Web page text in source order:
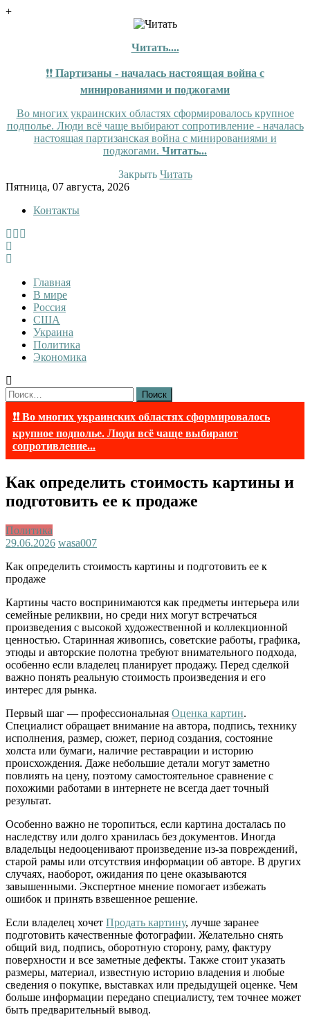
+
Читать....
❗❗ Партизаны - началась настоящая война с
минированиями и поджогами
Во многих украинских областях сформировалось крупное
подполье. Люди всё чаще выбирают сопротивление - началась
настоящая партизанская война с минированиями и
поджогами. Читать...
Закрыть Читать
Skip
content
Пятница, 07 августа, 2026
Контакты
InfoRuss
InfoRuss — Новости
Главная
В мире
Россия
США
Украина
Политика
Экономика
Найти:
❗❗ Во многих украинских областях сформировалось
крупное подполье. Люди всё чаще выбирают
сопротивление...
Как определить стоимость картины и
подготовить ее к продаже
Политика
29.06.2026 wasa007
Как определить стоимость картины и подготовить ее к
продаже
Картины часто воспринимаются как предметы интерьера или
семейные реликвии, но среди них могут встречаться
произведения с высокой художественной и коллекционной
ценностью. Старинная живопись, советские работы, графика,
этюды и авторские полотна требуют внимательного подхода,
особенно если владелец планирует продажу. Перед сделкой
важно понять реальную стоимость произведения и его
интерес для рынка.
Первый шаг — профессиональная Оценка картин.
Специалист обращает внимание на автора, подпись, технику
исполнения, размер, сюжет, период создания, состояние
холста или бумаги, наличие реставрации и историю
происхождения. Даже небольшие детали могут заметно
повлиять на цену, поэтому самостоятельное сравнение с
похожими работами в интернете не всегда дает точный
результат.
Особенно важно не торопиться, если картина досталась по
наследству или долго хранилась без документов. Иногда
владельцы недооценивают произведение из-за повреждений,
старой рамы или отсутствия информации об авторе. В других
случаях, наоборот, ожидания по цене оказываются
завышенными. Экспертное мнение помогает избежать
ошибок и принять взвешенное решение.
Если владелец хочет Продать картину, лучше заранее
подготовить качественные фотографии. Желательно снять
общий вид, подпись, оборотную сторону, раму, фактуру
поверхности и все заметные дефекты. Также стоит указать
размеры, материал, известную историю владения и любые
сведения о покупке, выставках или предыдущей оценке. Чем
больше информации передано специалисту, тем точнее может
быть предварительный вывод.